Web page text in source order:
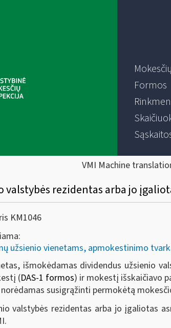
Formos
VMI Machine
valstybės rezidentas arba jo
KM1046
užsienio vienetams, apmokestinimo
išmokėdamas dividendus užsienio
(DAS-1 formos) ir mokestį išskaičiavo
susigrąžinti permokėtą
valstybės rezidentas arba jo įgaliotas